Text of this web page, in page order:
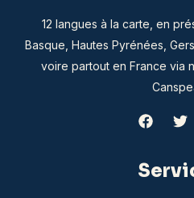
12 langues à la carte, en
Basque, Hautes Pyrénées,
voire partout en France via